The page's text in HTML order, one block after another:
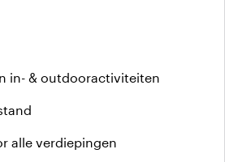
in- & outdooractiviteiten
alle verdiepingen